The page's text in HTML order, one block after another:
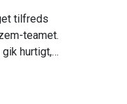
tilfreds
teamet.
hurtigt,